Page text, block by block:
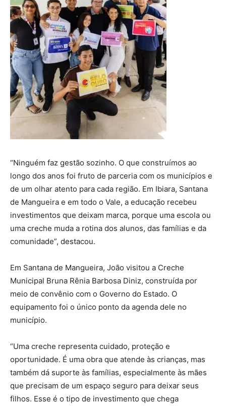
“Ninguém faz gestão sozinho. O que construímos ao
longo dos anos foi fruto de parceria com os municípios e
de um olhar atento para cada região. Em Ibiara, Santana
de Mangueira e em todo o Vale, a educação recebeu
investimentos que deixam marca, porque uma escola ou
uma creche muda a rotina dos alunos, das famílias e da
comunidade”, destacou.
Em Santana de Mangueira, João visitou a Creche
Municipal Bruna Rênia Barbosa Diniz, construída por
meio de convênio com o Governo do Estado. O
equipamento foi o único ponto da agenda dele no
município.
“Uma creche representa cuidado, proteção e
oportunidade. É uma obra que atende às crianças, mas
também dá suporte às famílias, especialmente às mães
que precisam de um espaço seguro para deixar seus
filhos. Esse é o tipo de investimento que chega